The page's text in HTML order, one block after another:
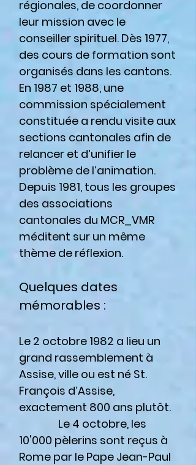
régionales, de coordonner
leur mission avec le
conseiller spirituel. Dès 1977,
des cours de formation sont
organisés dans les cantons.
En 1987 et 1988, une
commission spécialement
constituée a rendu visite aux
sections cantonales afin de
relancer et d’unifier le
problème de l’animation.
Depuis 1981, tous les groupes
des associations
cantonales du MCR_VMR
méditent sur un même
thème de réflexion.
Quelques dates
mémorables :
Le 2 octobre 1982 a lieu un
grand rassemblement à
Assise, ville ou est né St.
François d’Assise,
exactement 800 ans plutôt.
Le 4 octobre, les
10'000 pèlerins sont reçus à
Rome par le Pape Jean-Paul